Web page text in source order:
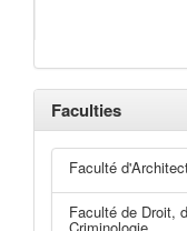
Faculties
Faculté
Faculté de Droit,